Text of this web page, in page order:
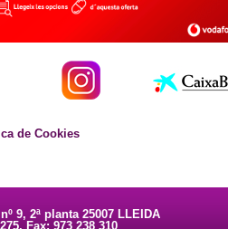
de Cookies
9, 2ª planta 25007 LLEIDA
Fax: 973 238 310